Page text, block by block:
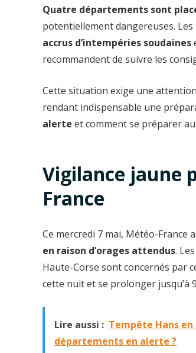
Quatre départements sont
potentiellement dangereuses.
accrus d’intempéries soudaines
recommandent de suivre les
Cette situation exige une
rendant indispensable une
alerte et comment se préparer
Vigilance jaune
France
Ce mercredi 7 mai, Météo-France
en raison d’orages attendus.
Haute-Corse sont concernés par
cette nuit et se prolonger jusqu’à
Lire aussi : Tempête Hans
départements en alerte ?